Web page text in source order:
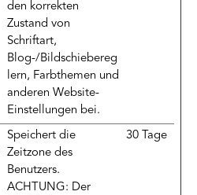
den korrekten
Zustand von
Schriftart,
Blog-/Bildschiebereg
lern, Farbthemen und
anderen Website-
Einstellungen bei.
Speichert die
Zeitzone des
Benutzers.
ACHTUNG: Der
30 Tage